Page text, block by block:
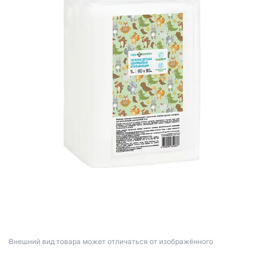
Bнешний вид товара может отличаться от изображённого